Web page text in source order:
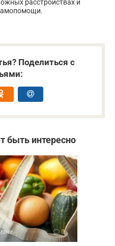
расстройствах и
Поделиться с
быть интересно
0